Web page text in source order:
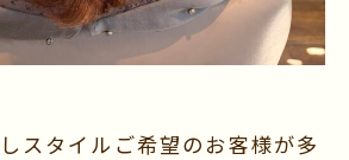
スタイルご希望のお客様が多